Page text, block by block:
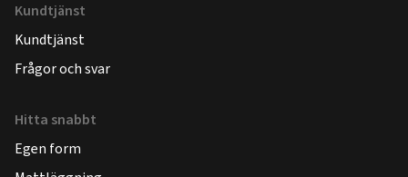
Kundtjänst
Kundtjänst
Frågor och svar
Hitta snabbt
Egen form